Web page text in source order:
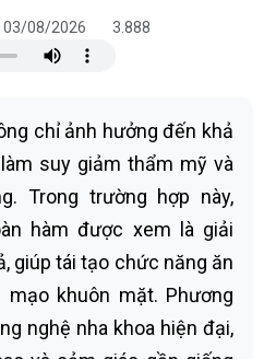
03/08/2026 3.888
chỉ ảnh hưởng đến khả
suy giảm thẩm mỹ và
Trong trường hợp này,
hàm được xem là giải
giúp tái tạo chức năng ăn
khuôn mặt. Phương
nghệ nha khoa hiện đại,